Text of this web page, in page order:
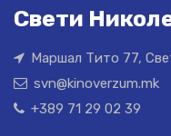
Свети
Маршал Тито 77,
svn@kinoverzum.mk
+389 71 29 02 39